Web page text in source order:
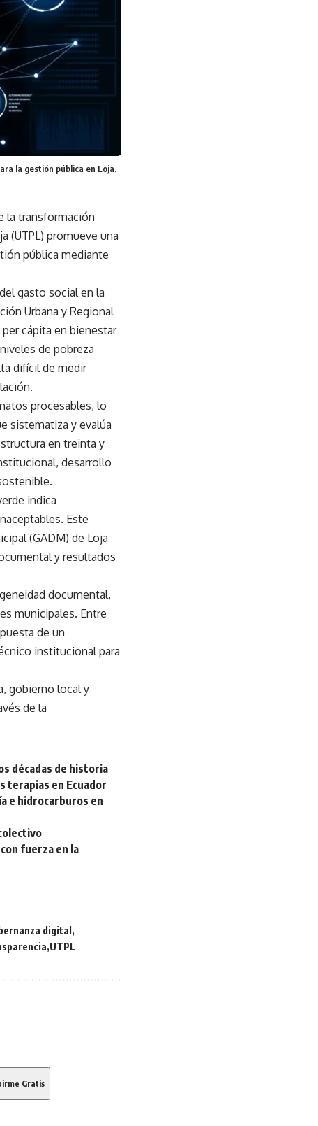
la gestión pública en Loja.
la transformación
(UTPL) promueve una
pública mediante
gasto social en la
Urbana y Regional
cápita en bienestar
de pobreza
difícil de medir
procesables, lo
sistematiza y evalúa
en treinta y
desarrollo
indica
Este
(GADM) de Loja
y resultados
documental,
municipales. Entre
de un
institucional para
gobierno local y
de la
décadas de historia
terapias en Ecuador
e hidrocarburos en
fuerza en la
digital
UTPL